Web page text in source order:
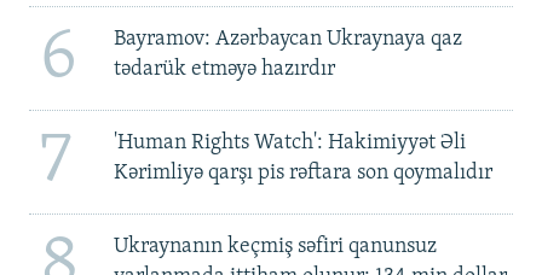
6
Bayramov: Azərbaycan Ukraynaya qaz
tədarük etməyə hazırdır
7
'Human Rights Watch': Hakimiyyət Əli
Kərimliyə qarşı pis rəftara son qoymalıdır
Ukraynanın keçmiş səfiri qanunsuz